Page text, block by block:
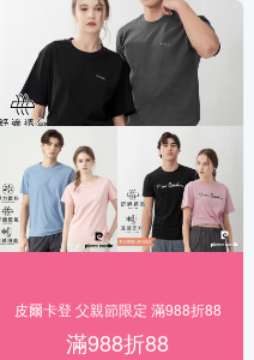
皮爾卡登 父親節限定 滿988折88
滿988折88